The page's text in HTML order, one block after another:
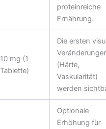
proteinreiche
Ernährung.
10 mg (1
Tablette)
Die ersten
(Härte,
Vaskularität)
werden
Optionale
Erhöhung für